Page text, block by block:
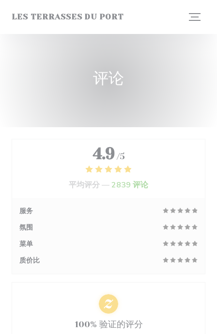
LES TERRASSES DU PORT
评论
4.9 /5
平均评分 — 2839 评论
服务
氛围
菜单
质价比
100% 验证的评分